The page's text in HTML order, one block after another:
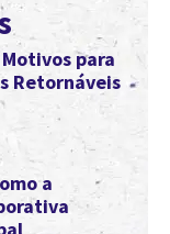
para
Retornáveis
a